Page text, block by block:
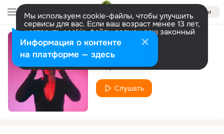
Войти
Мы используем cookie-файлы, чтобы улучшить
сервисы для вас. Если ваш возраст менее 13 лет,
настроить cookie-файлы должен ваш законный
представитель. Больше информации
Разрешить все Настроить
Мотыльком
Умбра
Слушать
Информация о контенте
на платформе — здесь